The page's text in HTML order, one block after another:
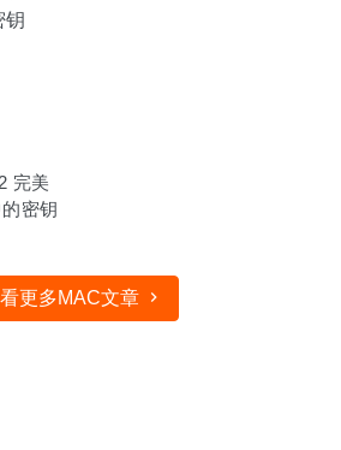
完美
密钥
更多MAC文章